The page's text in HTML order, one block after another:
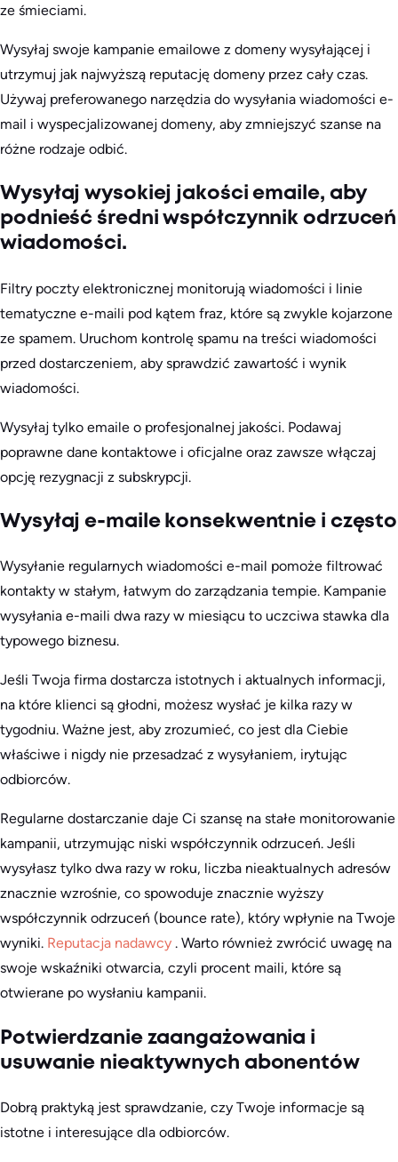
ze śmieciami.
Wysyłaj swoje kampanie emailowe z domeny wysyłającej i
utrzymuj jak najwyższą reputację domeny przez cały czas.
Używaj preferowanego narzędzia do wysyłania wiadomości e-
mail i wyspecjalizowanej domeny, aby zmniejszyć szanse na
różne rodzaje odbić.
Wysyłaj wysokiej jakości emaile, aby
podnieść średni współczynnik odrzuceń
wiadomości.
Filtry poczty elektronicznej monitorują wiadomości i linie
tematyczne e-maili pod kątem fraz, które są zwykle kojarzone
ze spamem. Uruchom kontrolę spamu na treści wiadomości
przed dostarczeniem, aby sprawdzić zawartość i wynik
wiadomości.
Wysyłaj tylko emaile o profesjonalnej jakości. Podawaj
poprawne dane kontaktowe i oficjalne oraz zawsze włączaj
opcję rezygnacji z subskrypcji.
Wysyłaj e-maile konsekwentnie i często
Wysyłanie regularnych wiadomości e-mail pomoże filtrować
kontakty w stałym, łatwym do zarządzania tempie. Kampanie
wysyłania e-maili dwa razy w miesiącu to uczciwa stawka dla
typowego biznesu.
Jeśli Twoja firma dostarcza istotnych i aktualnych informacji,
na które klienci są głodni, możesz wysłać je kilka razy w
tygodniu. Ważne jest, aby zrozumieć, co jest dla Ciebie
właściwe i nigdy nie przesadzać z wysyłaniem, irytując
odbiorców.
Regularne dostarczanie daje Ci szansę na stałe monitorowanie
kampanii, utrzymując niski współczynnik odrzuceń. Jeśli
wysyłasz tylko dwa razy w roku, liczba nieaktualnych adresów
znacznie wzrośnie, co spowoduje znacznie wyższy
współczynnik odrzuceń (bounce rate), który wpłynie na Twoje
wyniki. Reputacja nadawcy . Warto również zwrócić uwagę na
swoje wskaźniki otwarcia, czyli procent maili, które są
otwierane po wysłaniu kampanii.
Potwierdzanie zaangażowania i
usuwanie nieaktywnych abonentów
Dobrą praktyką jest sprawdzanie, czy Twoje informacje są
istotne i interesujące dla odbiorców.